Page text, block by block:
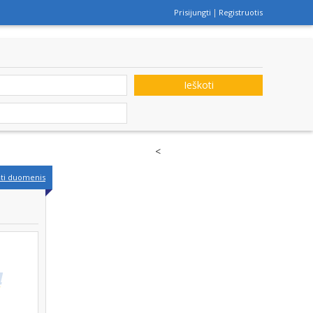
Prisijungti Registruotis
Ieškoti
duomenis
<